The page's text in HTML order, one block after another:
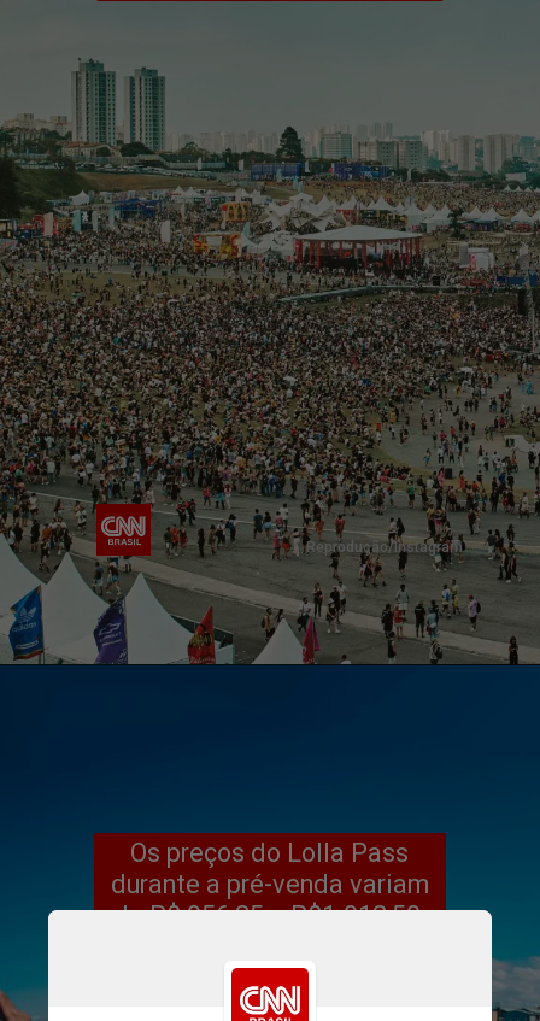
Reprodução/Instagram
Os preços do Lolla Pass
durante a pré-venda variam
de R$ 956,25 a R$1.912,50,
15% do Bradesco